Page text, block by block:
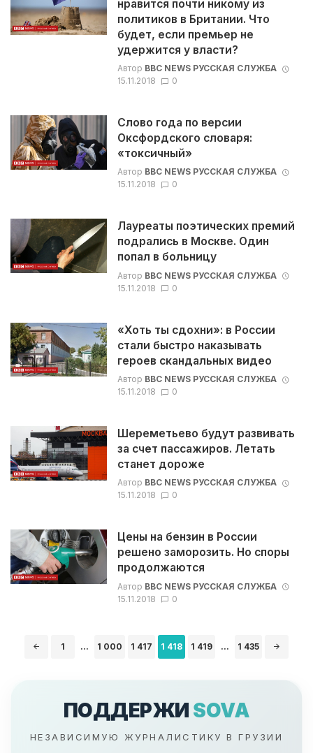
нравится почти никому из
политиков в Британии. Что
будет, если премьер не
удержится у власти?
Автор BBC NEWS РУССКАЯ СЛУЖБА
15.11.2018
0
Слово года по версии
Оксфордского словаря:
«токсичный»
Автор BBC NEWS РУССКАЯ СЛУЖБА
15.11.2018
0
Лауреаты поэтических премий
подрались в Москве. Один
попал в больницу
Автор BBC NEWS РУССКАЯ СЛУЖБА
15.11.2018
0
«Хоть ты сдохни»: в России
стали быстро наказывать
героев скандальных видео
Автор BBC NEWS РУССКАЯ СЛУЖБА
15.11.2018
0
Шереметьево будут развивать
за счет пассажиров. Летать
станет дороже
Автор BBC NEWS РУССКАЯ СЛУЖБА
15.11.2018
0
Цены на бензин в России
решено заморозить. Но споры
продолжаются
Автор BBC NEWS РУССКАЯ СЛУЖБА
15.11.2018
0
Навигация1 ... 1 000 1 417 1 418 1 419 ... 1 435
ПОДДЕРЖИ SOVA
НЕЗАВИСИМУЮ ЖУРНАЛИСТИКУ В ГРУЗИИ